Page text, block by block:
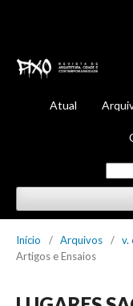
Atual
Início / Arquivos / v.
Artigos e Ensaios